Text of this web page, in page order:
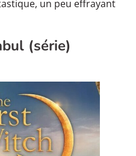
un peu effrayant
(série)